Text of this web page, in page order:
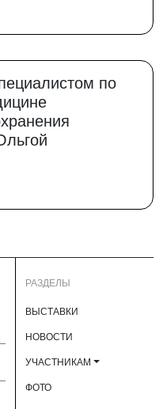
по
РАЗДЕЛЫ
ВЫСТАВКИ
НОВОСТИ
УЧАСТНИКАМ
ФОТО